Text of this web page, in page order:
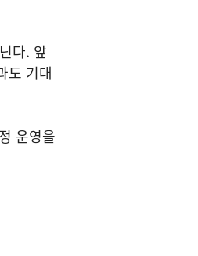
다. 앞
도 기대
운영을